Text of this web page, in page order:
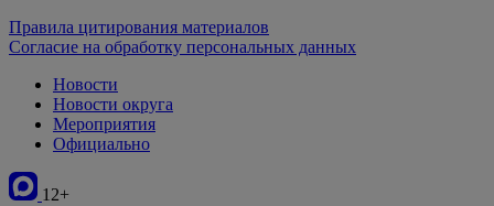
Правила цитирования материалов
Согласие на обработку персональных данных
Новости
Новости округа
Мероприятия
Официально
12+